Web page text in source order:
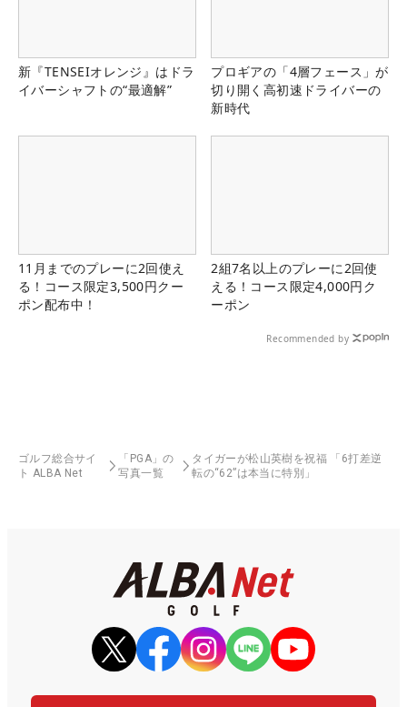
新『TENSEIオレンジ』はドラ
イバーシャフトの“最適解”
プロギアの「4層フェース」が
切り開く高初速ドライバーの
新時代
11月までのプレーに2回使え
る！コース限定3,500円クー
ポン配布中！
2組7名以上のプレーに2回使
える！コース限定4,000円ク
ーポン
Recommended by
ゴルフ総合サイ
ト ALBA Net
「PGA」の
写真一覧
タイガーが松山英樹を祝福 「6打差逆
転の“62”は本当に特別」